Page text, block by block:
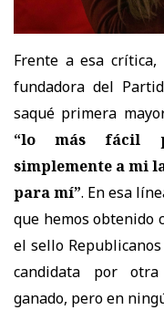
Frente a esa
fundadora del
saqué primera
“lo más fácil
simplemente a mi
para mí”. En esa
que hemos obtenido
el sello
candidata por
ganado, pero en